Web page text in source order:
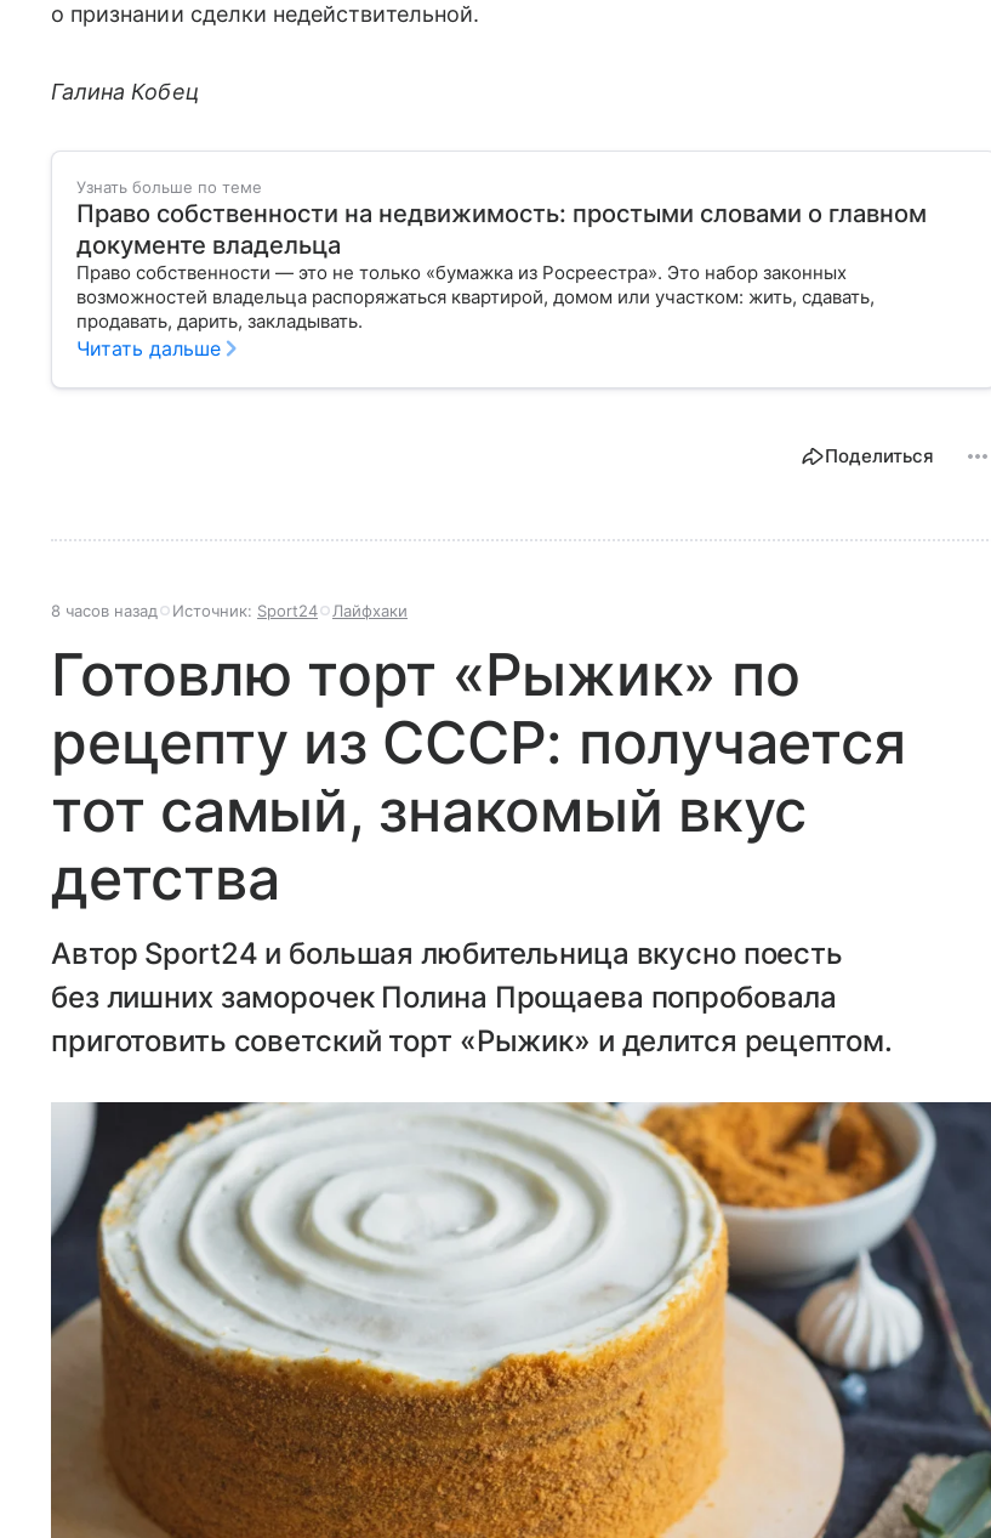
о признании сделки недействительной.
Галина Кобец
Узнать больше по теме
Право собственности на недвижимость: простыми словами о главном
документе владельца
Право собственности — это не только «бумажка из Росреестра». Это набор законных
возможностей владельца распоряжаться квартирой, домом или участком: жить, сдавать,
продавать, дарить, закладывать.
Читать дальше
Поделиться
8 часов назад Источник: Sport24 Лайфхаки
Готовлю торт «Рыжик» по
рецепту из СССР: получается
тот самый, знакомый вкус
детства
Автор Sport24 и большая любительница вкусно поесть
без лишних заморочек Полина Прощаева попробовала
приготовить советский торт «Рыжик» и делится рецептом.